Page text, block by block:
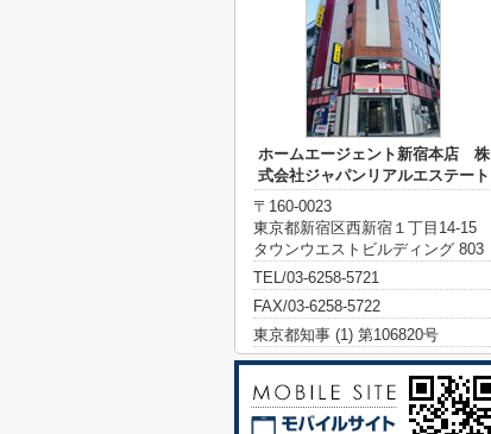
ホームエージェント新宿本店 株
式会社ジャパンリアルエステート
〒160-0023
東京都新宿区西新宿１丁目14-15
タウンウエストビルディング 803
TEL/03-6258-5721
FAX/03-6258-5722
東京都知事 (1) 第106820号